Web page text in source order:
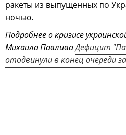
ракеты из выпущенных по
ночью.
Подробнее о кризисе
Михаила ПавливаДефицит
отодвинули в конец очереди